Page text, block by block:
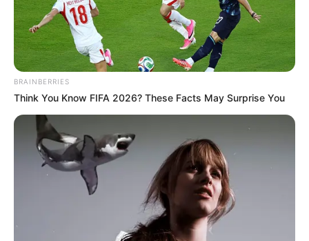
BRAINBERRIES
Think You Know FIFA 2026? These Facts May Surprise You